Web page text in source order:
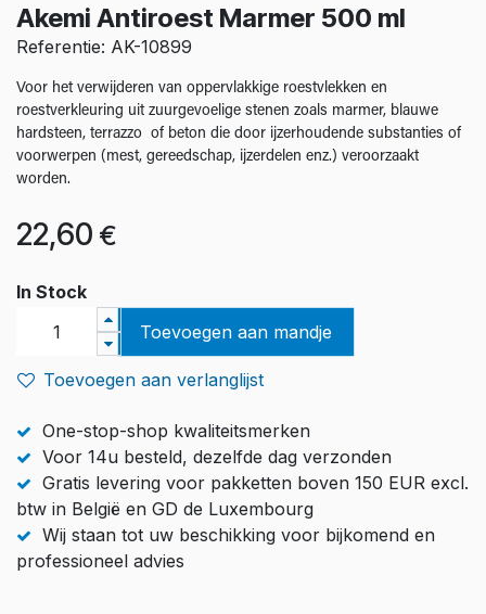
Akemi Antiroest Marmer 500 ml
Referentie: AK-10899
Voor het verwijderen van oppervlakkige roestvlekken en
roestverkleuring uit zuurgevoelige stenen zoals marmer, blauwe
hardsteen, terrazzo of beton die door ijzerhoudende substanties of
voorwerpen (mest, gereedschap, ijzerdelen enz.) veroorzaakt
worden.
22,60 €
In Stock
Toevoegen aan mandje
Toevoegen aan verlanglijst
One-stop-shop kwaliteitsmerken
Voor 14u besteld, dezelfde dag verzonden
Gratis levering voor pakketten boven 150 EUR excl.
btw in België en GD de Luxembourg
Wij staan tot uw beschikking voor bijkomend en
professioneel advies